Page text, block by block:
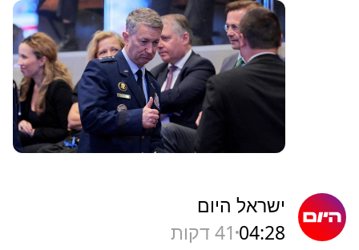
ישראל היום
04:28 41 דקות